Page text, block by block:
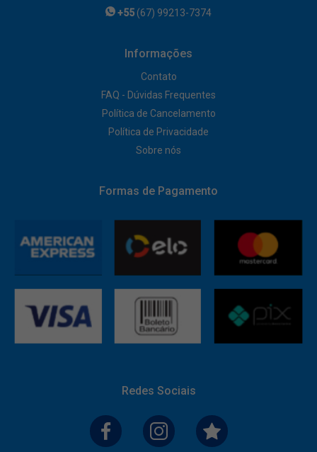
+55 (67) 99213-7374
Informações
Contato
FAQ - Dúvidas Frequentes
Política de Cancelamento
Política de Privacidade
Sobre nós
Formas de Pagamento
Redes Sociais